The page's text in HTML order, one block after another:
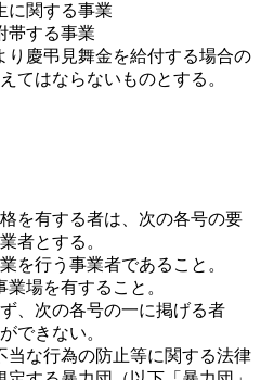
に関する事業
帯する事業
り慶弔見舞金を給付する場合の
てはならないものとする。
を有する者は、次の各号の要
者とする。
を行う事業者であること。
場を有すること。
、次の各号の一に掲げる者
できない。
当な行為の防止等に関する法律